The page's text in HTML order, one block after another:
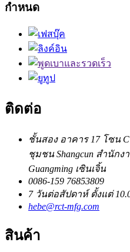
กำหนด
ติดต่อ
ชั้นสอง อาคาร 17 โซน
ชุมชน Shangcun สำนักง
Guangming เซินเจิ้น
0086-159 76853809
7 วันต่อสัปดาห์ ตั้งแต่
hebe@rct-mfg.com
สินค้า